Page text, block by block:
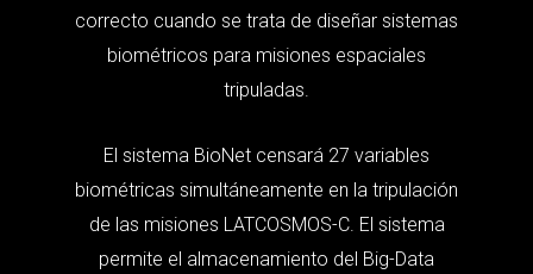
correcto cuando se trata de diseñar sistemas
biométricos para misiones espaciales
tripuladas.
El sistema BioNet censará 27 variables
biométricas simultáneamente en la tripulación
de las misiones LATCOSMOS-C. El sistema
permite el almacenamiento del Big-Data